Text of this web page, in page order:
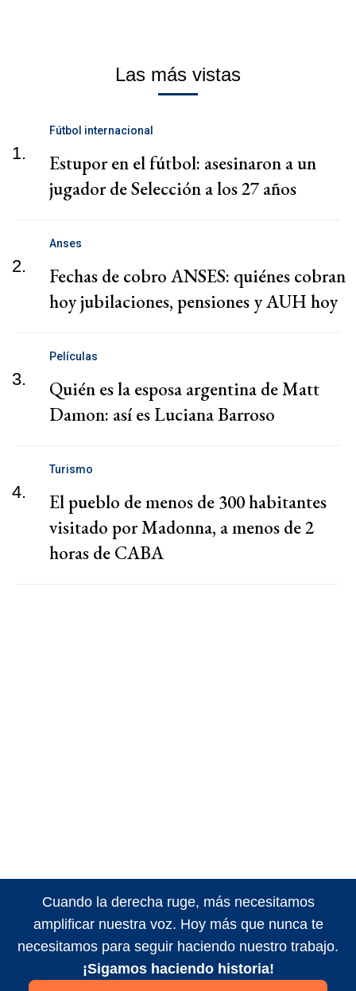
Las más vistas
1.
Fútbol internacional
Estupor en el fútbol: asesinaron a un
jugador de Selección a los 27 años
2.
Anses
Fechas de cobro ANSES: quiénes cobran
hoy jubilaciones, pensiones y AUH hoy
3.
Películas
Quién es la esposa argentina de Matt
Damon: así es Luciana Barroso
4.
Turismo
El pueblo de menos de 300 habitantes
visitado por Madonna, a menos de 2
horas de CABA
Cuando la derecha ruge, más necesitamos
amplificar nuestra voz. Hoy más que nunca te
necesitamos para seguir haciendo nuestro trabajo.
¡Sigamos haciendo historia!